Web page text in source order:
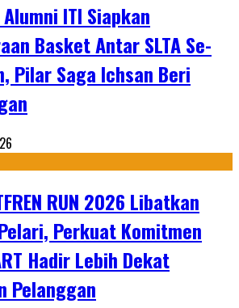
ITI Siapkan
Basket Antar SLTA Se-
Pilar Saga Ichsan Beri
RUN 2026 Libatkan
Perkuat Komitmen
Hadir Lebih Dekat
Pelanggan